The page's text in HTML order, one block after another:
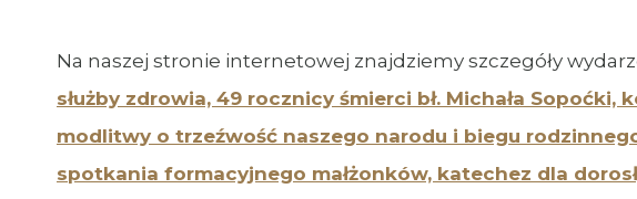
Na naszej stronie internetowej znajdziemy szczegóły
służby zdrowia, 49 rocznicy śmierci bł. Michała
modlitwy o trzeźwość naszego narodu i biegu
spotkania formacyjnego małżonków, katechez dla